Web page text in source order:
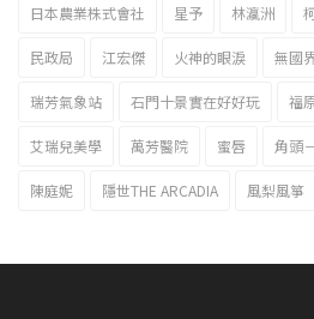
日本農業株式會社 星予 林瀛洲
民政局 江宏傑 火神的眼淚 無國
瑞芳氣象站 石門十景實在好好玩 福
艾瑞兒美學 萬芳醫院 蜜唇 角頭
陳庭妮 隱世THE ARCADIA 風梨風箏